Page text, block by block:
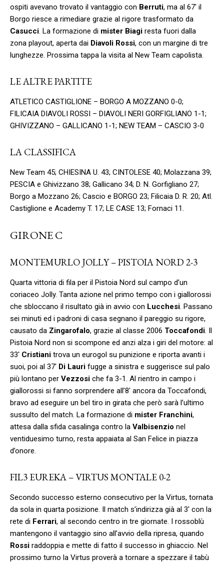
ospiti avevano trovato il vantaggio con Berruti, ma al 67′ il
Borgo riesce a rimediare grazie al rigore trasformato da
Casucci. La formazione di mister Biagi resta fuori dalla
zona playout, aperta dai Diavoli Rossi, con un margine di tre
lunghezze. Prossima tappa la visita al New Team capolista.
LE ALTRE PARTITE
ATLETICO CASTIGLIONE – BORGO A MOZZANO 0-0;
FILICAIA DIAVOLI ROSSI – DIAVOLI NERI GORFIGLIANO 1-1;
GHIVIZZANO – GALLICANO 1-1; NEW TEAM – CASCIO 3-0
LA CLASSIFICA
New Team 45; CHIESINA U. 43; CINTOLESE 40; Molazzana 39;
PESCIA e Ghivizzano 38; Gallicano 34; D. N. Gorfigliano 27;
Borgo a Mozzano 26; Cascio e BORGO 23; Filicaia D. R. 20; Atl.
Castiglione e Academy T. 17; LE CASE 13; Fornaci 11.
GIRONE C
MONTEMURLO JOLLY – PISTOIA NORD 2-3
Quarta vittoria di fila per il Pistoia Nord sul campo d’un
coriaceo Jolly. Tanta azione nel primo tempo con i giallorossi
che sbloccano il risultato già in avvio con Lucchesi. Passano
sei minuti ed i padroni di casa segnano il pareggio su rigore,
causato da Zingarofalo, grazie al classe 2006 Toccafondi. Il
Pistoia Nord non si scompone ed anzi alza i giri del motore: al
33′ Cristiani trova un eurogol su punizione e riporta avanti i
suoi, poi al 37′ Di Lauri fugge a sinistra e suggerisce sul palo
più lontano per Vezzosi che fa 3-1. Al rientro in campo i
giallorossi si fanno sorprendere all’8′ ancora da Toccafondi,
bravo ad eseguire un bel tiro in girata che però sarà l’ultimo
sussulto del match. La formazione di mister Franchini,
attesa dalla sfida casalinga contro la Valbisenzio nel
ventiduesimo turno, resta appaiata al San Felice in piazza
d’onore.
FIL3 EUREKA – VIRTUS MONTALE 0-2
Secondo successo esterno consecutivo per la Virtus, tornata
da sola in quarta posizione. Il match s’indirizza già al 3′ con la
rete di Ferrari, al secondo centro in tre giornate. I rossoblù
mantengono il vantaggio sino all’avvio della ripresa, quando
Rossi raddoppia e mette di fatto il successo in ghiaccio. Nel
prossimo turno la Virtus proverà a tornare a spezzare il tabù